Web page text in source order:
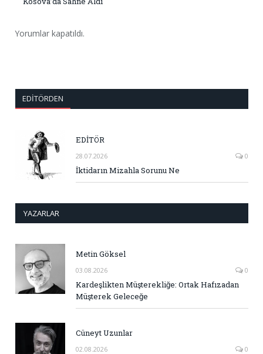
Yorumlar kapatıldı.
EDITÖRDEN
EDİTÖR
28.07.2026 0
İktidarın Mizahla Sorunu Ne
YAZARLAR
Metin Göksel
03.08.2026 0
Kardeşlikten Müşterekliğe: Ortak Hafızadan
Müşterek Geleceğe
Cüneyt Uzunlar
02.08.2026 0